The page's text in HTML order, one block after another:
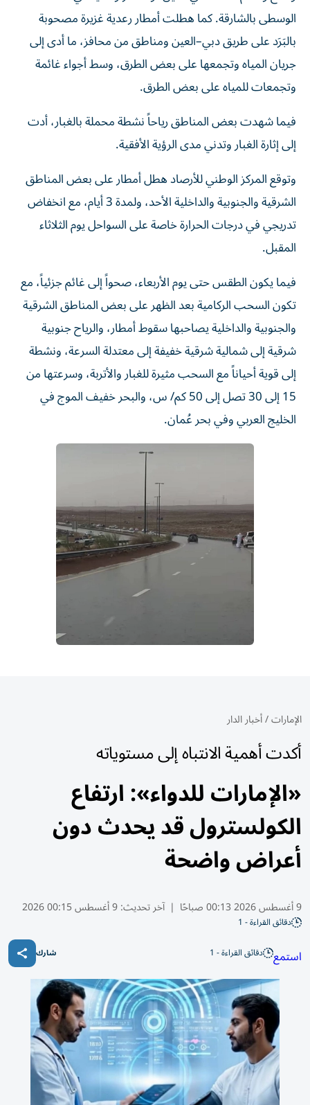
الوسطى بالشارقة. كما هطلت أمطار رعدية غزيرة مصحوبة
بالبَرَد على طريق دبي–العين ومناطق من محافز، ما أدى إلى
جريان المياه وتجمعها على بعض الطرق، وسط أجواء غائمة
وتجمعات للمياه على بعض الطرق.
فيما شهدت بعض المناطق رياحاً نشطة محملة بالغبار، أدت
إلى إثارة الغبار وتدني مدى الرؤية الأفقية.
وتوقع المركز الوطني للأرصاد هطل أمطار على بعض المناطق
الشرقية والجنوبية والداخلية الأحد، ولمدة 3 أيام، مع انخفاض
تدريجي في درجات الحرارة خاصة على السواحل يوم الثلاثاء
المقبل.
فيما يكون الطقس حتى يوم الأربعاء، صحواً إلى غائم جزئياً، مع
تكون السحب الركامية بعد الظهر على بعض المناطق الشرقية
والجنوبية والداخلية يصاحبها سقوط أمطار، والرياح جنوبية
شرقية إلى شمالية شرقية خفيفة إلى معتدلة السرعة، ونشطة
إلى قوية أحياناً مع السحب مثيرة للغبار والأتربة، وسرعتها من
15 إلى 30 تصل إلى 50 كم/ س، والبحر خفيف الموج في
الخليج العربي وفي بحر عُمان.
الإمارات/أخبار الدار
أكدت أهمية الانتباه إلى مستوياته
«الإمارات للدواء»: ارتفاع
الكولسترول قد يحدث دون
أعراض واضحة
9 أغسطس 2026 00:13 صباحًا | آخر تحديث:9 أغسطس 00:15 2026
دقائق القراءة - 1
استمع دقائق القراءة - 1 شارك